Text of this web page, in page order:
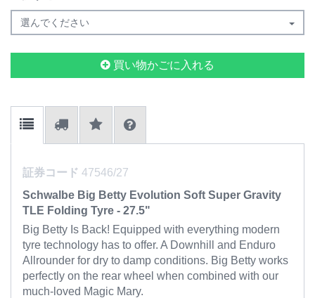
選んでください
買い物かごに入れる
証券コード 47546/27
Schwalbe Big Betty Evolution Soft Super Gravity
TLE Folding Tyre - 27.5"
Big Betty Is Back! Equipped with everything modern
tyre technology has to offer. A Downhill and Enduro
Allrounder for dry to damp conditions. Big Betty works
perfectly on the rear wheel when combined with our
much-loved Magic Mary.